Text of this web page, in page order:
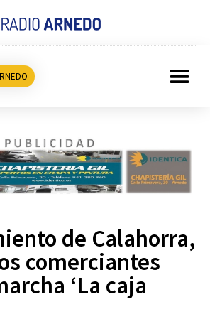
de Calahorra,
comerciantes
‘La caja